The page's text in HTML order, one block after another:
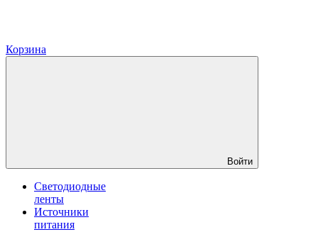
Корзина
Войти
Светодиодные
ленты
Источники
питания